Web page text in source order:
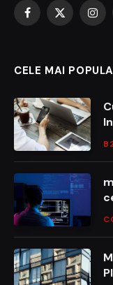
Facebook
X
CELE MAI